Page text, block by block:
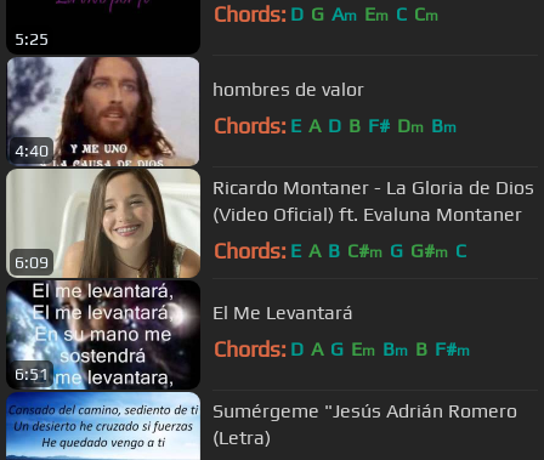
5:25
Chords: D G Am Em C Cm
4:40
hombres de valor
Chords: E A D B F# Dm Bm
6:09
Ricardo Montaner - La Gloria de Dios
(Video Oficial) ft. Evaluna Montaner
Chords: E A B C#m G G#m C
6:51
El Me Levantará
Chords: D A G Em Bm B F#m
Sumérgeme "Jesús Adrián Romero
(Letra)